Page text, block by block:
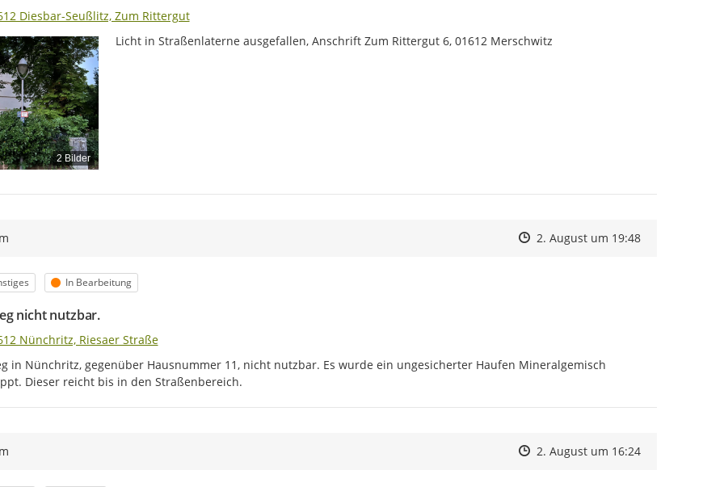
Diesbar-Seußlitz, Zum Rittergut
2 Bilder
Licht in Straßenlaterne ausgefallen, Anschrift Zum Rittergut 6, 01612 Merschwitz
Zeitpunkt des Erstellens
Zeitpunkt des Erstellens
2. August um 19:48Zur Äußerung
Status
In Bearbeitung
nicht nutzbar.
Nünchritz, Riesaer Straße
in Nünchritz, gegenüber Hausnummer 11, nicht nutzbar. Es wurde ein ungesicherter Haufen Mineralgemisch
Dieser reicht bis in den Straßenbereich.
Zeitpunkt des Erstellens
Zeitpunkt des Erstellens
2. August um 16:24Zur Äußerung